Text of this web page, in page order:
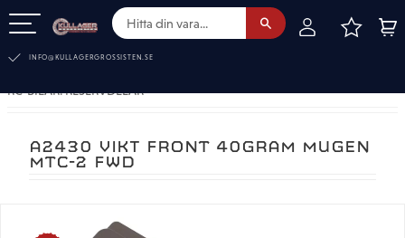
INFO@KULLAGERGROSSISTEN.SE
RC-BILAR. RESERVDELAR
A2430 VIKT FRONT 40GRAM MUGEN
MTC-2 FWD